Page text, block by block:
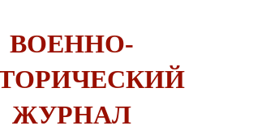
ВОЕННО-
ЖУРНАЛ